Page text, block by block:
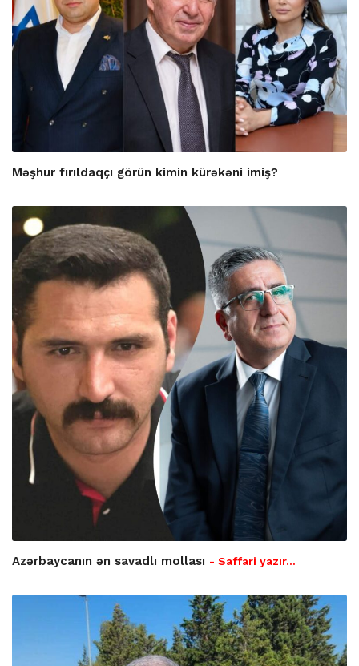
Məşhur fırıldaqçı görün kimin kürəkəni imiş?
Azərbaycanın ən savadlı mollası - Saffari yazır…